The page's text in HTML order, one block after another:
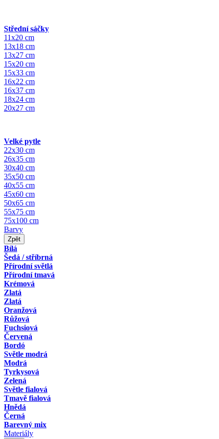
Střední sáčky
11x20 cm
13x18 cm
13x27 cm
15x20 cm
15x33 cm
16x22 cm
16x37 cm
18x24 cm
20x27 cm
Velké pytle
22x30 cm
26x35 cm
30x40 cm
35x50 cm
40x55 cm
45x60 cm
50x65 cm
55x75 cm
75x100 cm
Barvy
Zpět
Bílá
Šedá / stříbrná
Přírodní světlá
Přírodní tmavá
Krémová
Zlatá
Zlatá
Oranžová
Růžová
Fuchsiová
Červená
Bordó
Světle modrá
Modrá
Tyrkysová
Zelená
Světle fialová
Tmavě fialová
Hnědá
Černá
Barevný mix
Materiály